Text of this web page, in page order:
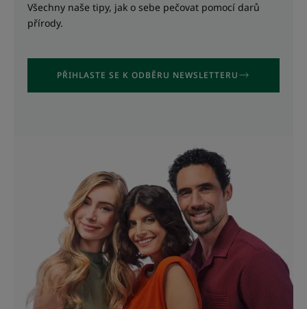
Všechny naše tipy, jak o sebe pečovat pomocí darů
přírody.
PŘIHLASTE SE K ODBĚRU NEWSLETTERU